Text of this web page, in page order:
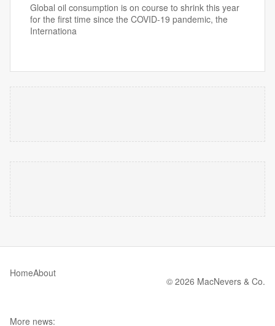
Global oil consumption is on course to shrink this year
for the first time since the COVID-19 pandemic, the
Internationa
HomeAbout
© 2026 MacNevers & Co.
More news: